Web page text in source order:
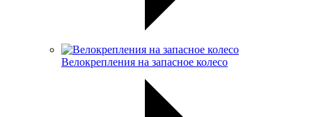
Велокрепления на запасное колесо